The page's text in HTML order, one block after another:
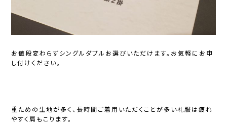
お値段変わらずシングルダブルお選びいただけます。お気軽にお申
し付けください。
重ための生地が多く、長時間ご着用いただくことが多い礼服は疲れ
やすく肩もこります。